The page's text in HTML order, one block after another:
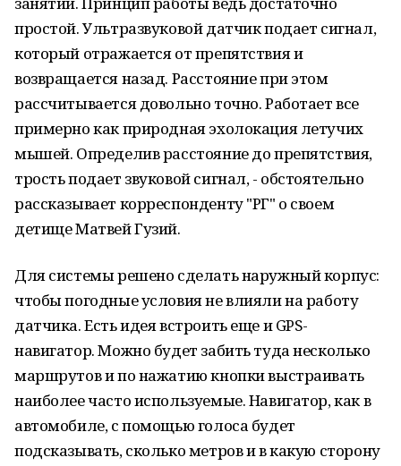
простой. Ультразвуковой датчик подает сигнал,
который отражается от препятствия и
возвращается назад. Расстояние при этом
рассчитывается довольно точно. Работает все
примерно как природная эхолокация летучих
мышей. Определив расстояние до препятствия,
трость подает звуковой сигнал, - обстоятельно
рассказывает корреспонденту "РГ" о своем
детище Матвей Гузий.
Для системы решено сделать наружный корпус:
чтобы погодные условия не влияли на работу
датчика. Есть идея встроить еще и GPS-
навигатор. Можно будет забить туда несколько
маршрутов и по нажатию кнопки выстраивать
наиболее часто используемые. Навигатор, как в
автомобиле, с помощью голоса будет
подсказывать, сколько метров и в какую сторону